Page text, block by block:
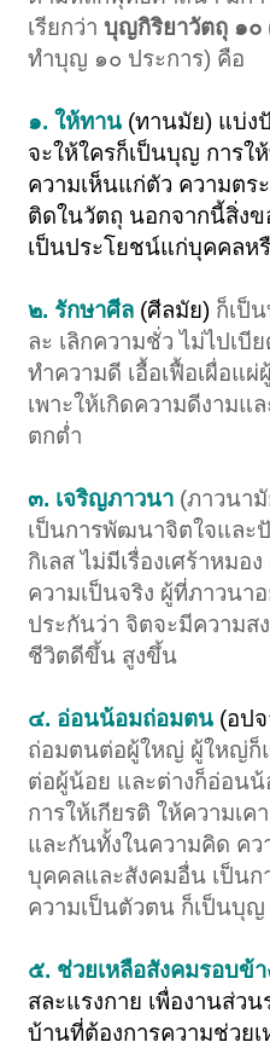
เรียกว่าบุญกิริยาวัตถุ ๑๐
ทำบุญ ๑๐ ประการ) คือ​
๑. ให้ทาน (ทานมัย) แบ่ง
จะให้ใครก็เป็นบุญ การใ
ความเห็นแก่ตัว ความตร
ติดในวัตถุ นอกจากนี้สิ่งข
เป็นประโยชน์แก่บุคคลห
๒. รักษาศีล (ศีลมัย) ก็เป็
ละ เลิกความชั่ว ไม่ไปเบี
ทำความดี เอื้อเฟื้อเผื่อแ
เพาะให้เกิดความดีงาม
ตกต่ำ​
๓. เจริญภาวนา (ภาวนา
เป็นการพัฒนาจิตใจและ
กิเลส ไม่มีเรื่องเศร้าหม
ความเป็นจริง ผู้ที่ภาวนา
ประกันว่า จิตจะมีความ
ชีวิตดีขึ้น สูงขึ้น ​
๔. อ่อนน้อมถ่อมตน (อป
ถ่อมตนต่อผู้ใหญ่ ผู้ใหญ่ก็
ต่อผู้น้อย และต่างก็อ่อน
การให้เกียรติ ให้ความเ
และกันทั้งในความคิด ค
บุคคลและสังคมอื่น เป็น
ความเป็นตัวตน ก็เป็นบุญ​
๕. ช่วยเหลือสังคมรอบข้า
สละแรงกาย เพื่องานส่ว
บ้านที่ต้องการความช่วย